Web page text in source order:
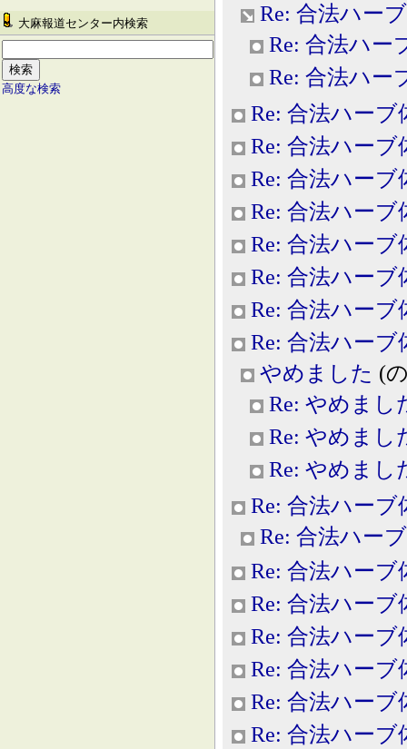
大麻報道センター内検索
高度な検索
Re: 合法ハー
Re: 合法ハー
Re: 合法ハー
Re: 合法ハーブ
Re: 合法ハーブ
Re: 合法ハーブ
Re: 合法ハーブ
Re: 合法ハーブ
Re: 合法ハーブ
Re: 合法ハーブ
Re: 合法ハーブ
やめました (
Re: やめまし
Re: やめまし
Re: やめまし
Re: 合法ハーブ
Re: 合法ハー
Re: 合法ハーブ
Re: 合法ハーブ
Re: 合法ハーブ
Re: 合法ハーブ
Re: 合法ハーブ
Re: 合法ハーブ